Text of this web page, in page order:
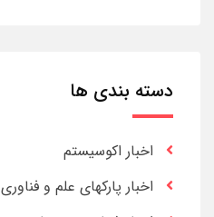
دسته بندی ها
اخبار اکوسیستم
اخبار پارکهای علم و فناوری